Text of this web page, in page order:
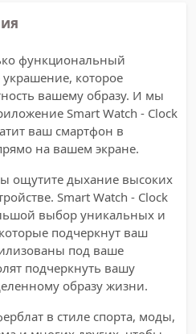
функциональный
украшение, которое
вашему образу. И мы
Smart Watch - Clock
ваш смартфон в
на вашем экране.
ощутите дыхание высоких
Smart Watch - Clock
выбор уникальных и
подчеркнут ваш
под ваше
подчеркнуть вашу
образу жизни.
в стиле спорта, моды,